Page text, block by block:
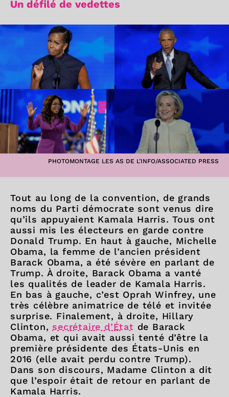
Un défilé de vedettes
PHOTOMONTAGE LES AS DE L’INFO/ASSOCIATED PRESS
Tout au long de la convention, de grands
noms du Parti démocrate sont venus dire
qu’ils appuyaient Kamala Harris. Tous ont
aussi mis les électeurs en garde contre
Donald Trump. En haut à gauche, Michelle
Obama, la femme de l’ancien président
Barack Obama, a été sévère en parlant de
Trump. À droite, Barack Obama a vanté
les qualités de leader de Kamala Harris.
En bas à gauche, c’est Oprah Winfrey, une
très célèbre animatrice de télé et invitée
surprise. Finalement, à droite, Hillary
Clinton, secrétaire d’État de Barack
Obama, et qui avait aussi tenté d’être la
première présidente des États-Unis en
2016 (elle avait perdu contre Trump).
Dans son discours, Madame Clinton a dit
que l’espoir était de retour en parlant de
Kamala Harris.